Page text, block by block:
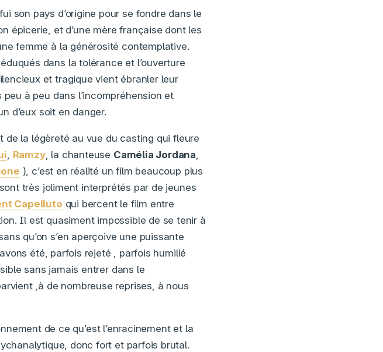
son pays d’origine pour se fondre dans le
épicerie, et d’une mère française dont les
femme à la générosité contemplative.
dans la tolérance et l’ouverture
et tragique vient ébranler leur
à peu dans l’incompréhension et
d’eux soit en danger.
de la légèreté au vue du casting qui fleure
, Ramzy, la chanteuse Camélia Jordana,
), c’est en réalité un film beaucoup plus
très joliment interprétés par de jeunes
Capelluto qui bercent le film entre
Il est quasiment impossible de se tenir à
qu’on s’en aperçoive une puissante
été, parfois rejeté , parfois humilié
sans jamais entrer dans le
,à de nombreuse reprises, à nous
de ce qu’est l’enracinement et la
donc fort et parfois brutal.